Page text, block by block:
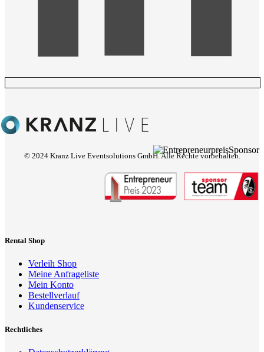
© 2024 Kranz Live Eventsolutions GmbH. Alle Rechte vorbehalten.
Rental Shop
Verleih Shop
Meine Anfrageliste
Mein Konto
Bestellverlauf
Kundenservice
Rechtliches